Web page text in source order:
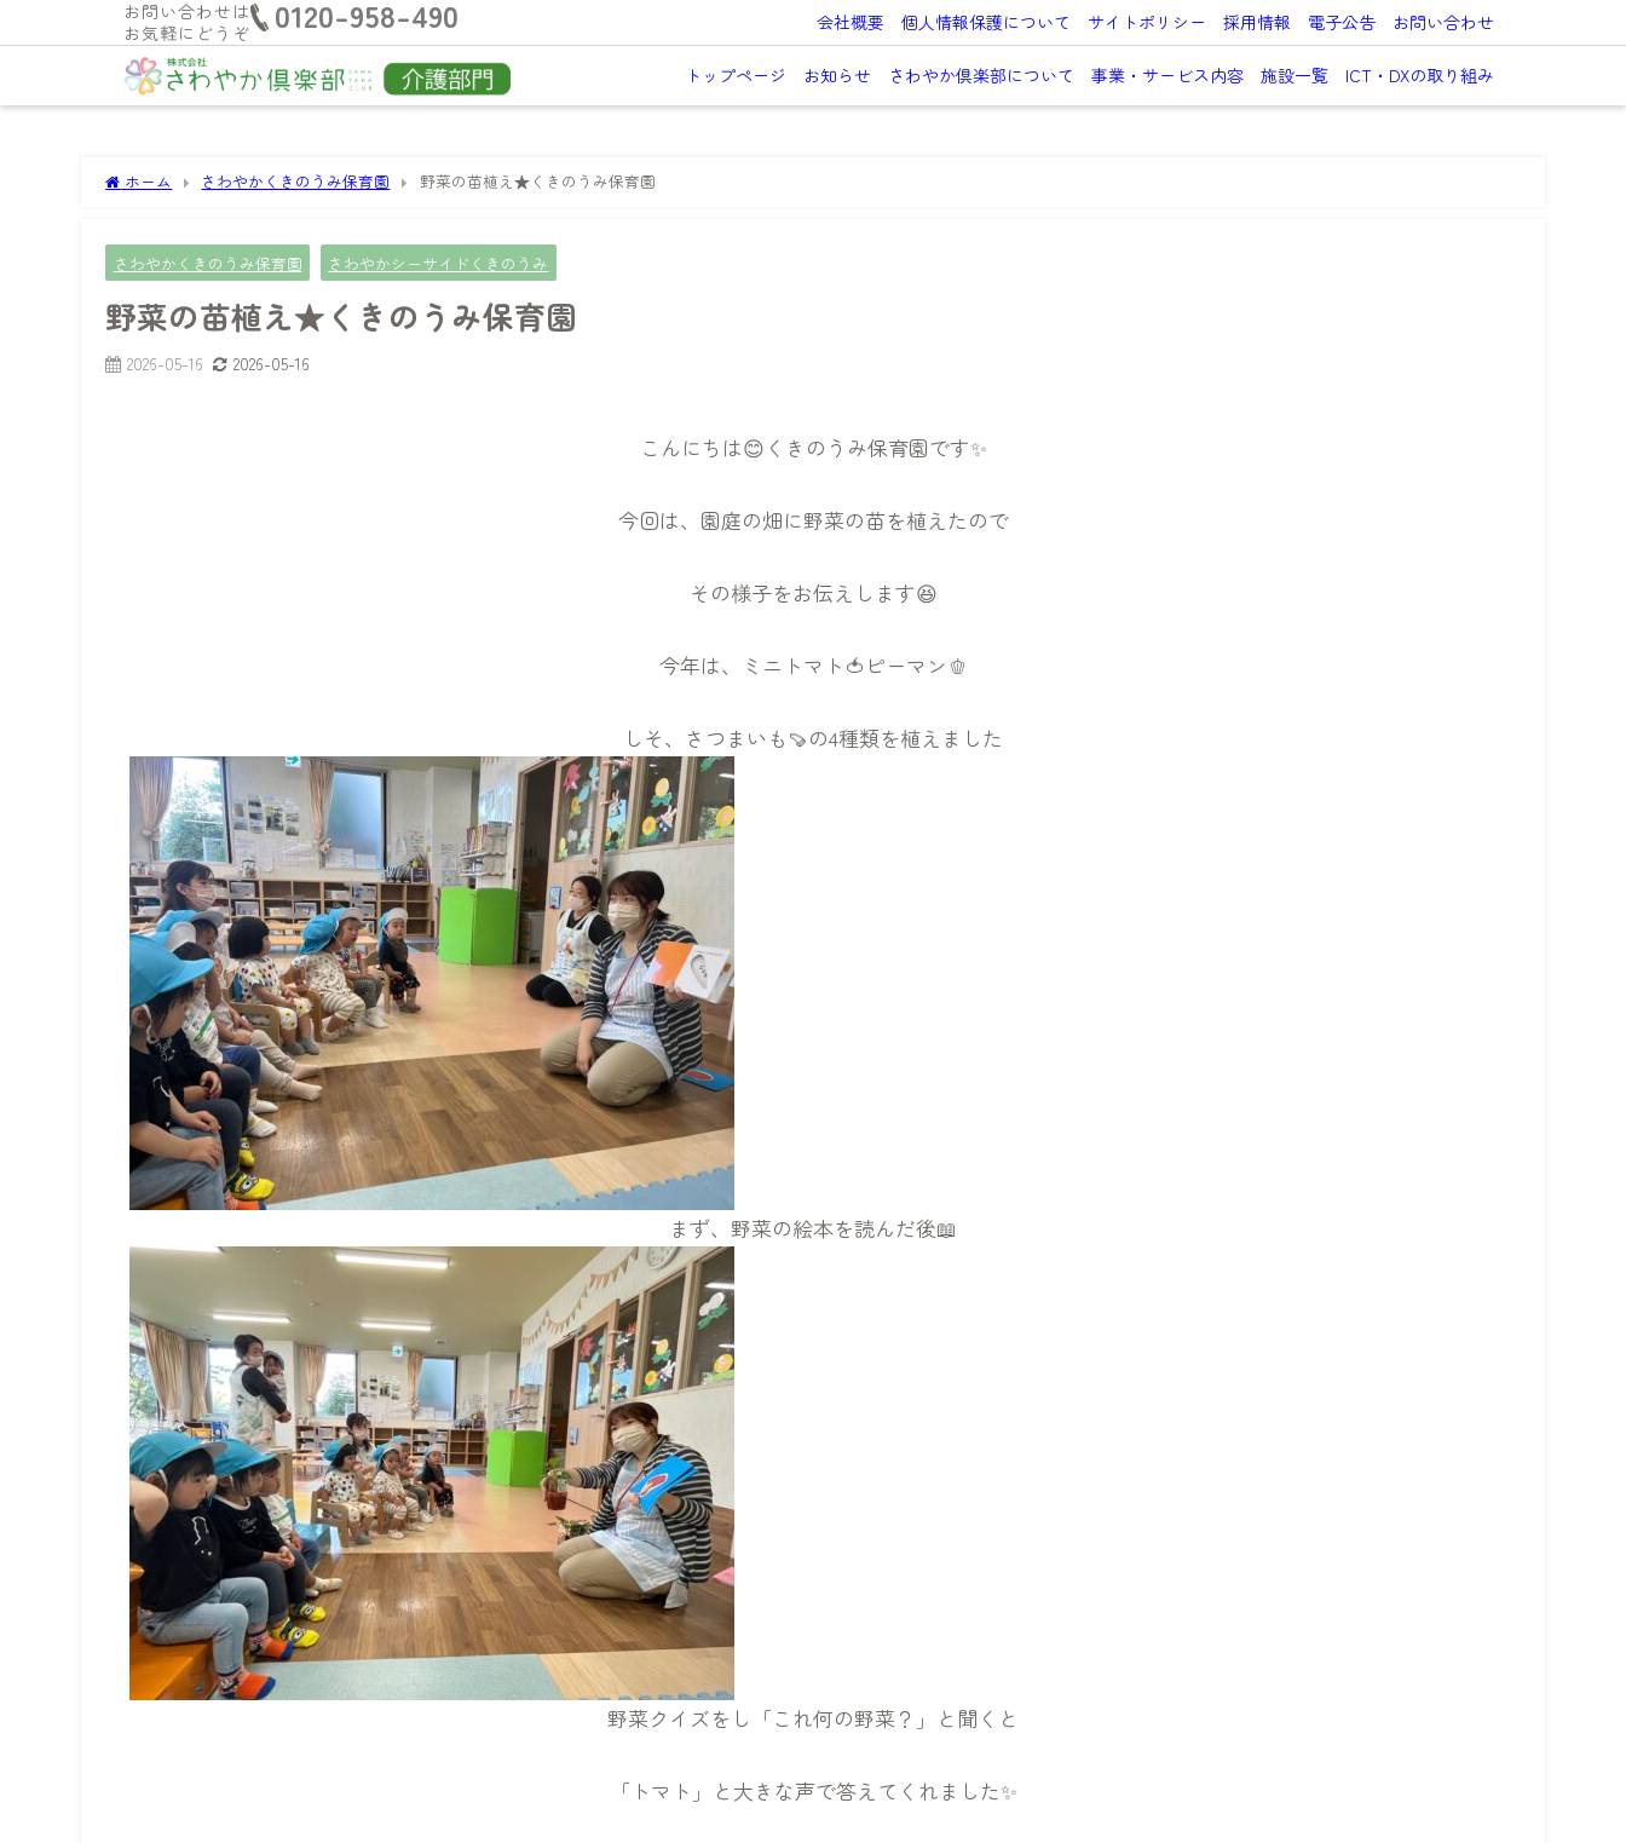
お問い合わせは
お気軽にどうぞ
0120-958-490 会社概要 個人情報保護について サイトポリシー 採用情報 電子公告 お問い合わせ
トップページ お知らせ さわやか倶楽部について 事業・サービス内容 施設一覧 ICT・DXの取り組み
ホーム さわやかくきのうみ保育園 野菜の苗植え★くきのうみ保育園
さわやかくきのうみ保育園 さわやかシーサイドくきのうみ
野菜の苗植え★くきのうみ保育園
2026-05-16 2026-05-16
こんにちは😊くきのうみ保育園です✨️
今回は、園庭の畑に野菜の苗を植えたので
その様子をお伝えします😆
今年は、ミニトマト🍅ピーマン🫑
しそ、さつまいも🍠の4種類を植えました
まず、野菜の絵本を読んだ後📖
野菜クイズをし「これ何の野菜？」と聞くと
「トマト」と大きな声で答えてくれました✨️